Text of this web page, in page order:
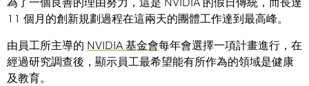
11 個月的創新規劃過程在這兩天的團體工作達到最高峰。
由員工所主導的 NVIDIA 基金會每年會選擇一項計畫進行，在
經過研究調查後，顯示員工最希望能有所作為的領域是健康
及教育。